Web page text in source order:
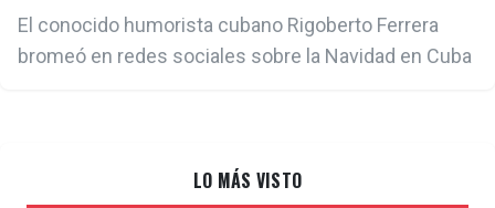
El conocido humorista cubano Rigoberto Ferrera
bromeó en redes sociales sobre la Navidad en Cuba
LO MÁS VISTO